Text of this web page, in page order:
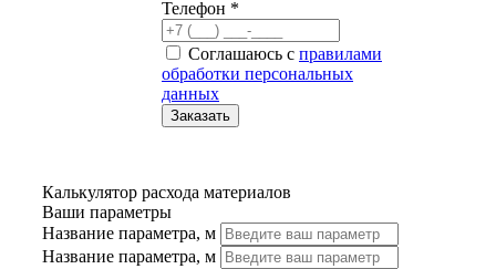
Телефон *
Соглашаюсь с правилами
обработки персональных
данных
Калькулятор расхода материалов
Ваши параметры
Название параметра, м
Название параметра, м